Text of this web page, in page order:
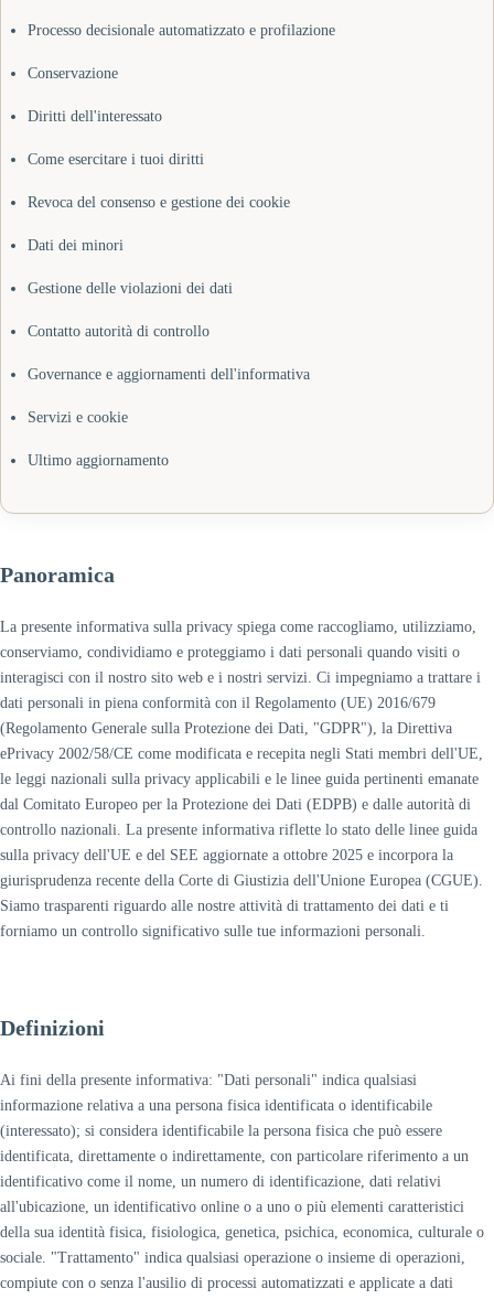
Processo decisionale automatizzato e profilazione
Conservazione
Diritti dell'interessato
Come esercitare i tuoi diritti
Revoca del consenso e gestione dei cookie
Dati dei minori
Gestione delle violazioni dei dati
Contatto autorità di controllo
Governance e aggiornamenti dell'informativa
Servizi e cookie
Ultimo aggiornamento
Panoramica
La presente informativa sulla privacy spiega come raccogliamo, utilizziamo,
conserviamo, condividiamo e proteggiamo i dati personali quando visiti o
interagisci con il nostro sito web e i nostri servizi. Ci impegniamo a trattare i
dati personali in piena conformità con il Regolamento (UE) 2016/679
(Regolamento Generale sulla Protezione dei Dati, "GDPR"), la Direttiva
ePrivacy 2002/58/CE come modificata e recepita negli Stati membri dell'UE,
le leggi nazionali sulla privacy applicabili e le linee guida pertinenti emanate
dal Comitato Europeo per la Protezione dei Dati (EDPB) e dalle autorità di
controllo nazionali. La presente informativa riflette lo stato delle linee guida
sulla privacy dell'UE e del SEE aggiornate a ottobre 2025 e incorpora la
giurisprudenza recente della Corte di Giustizia dell'Unione Europea (CGUE).
Siamo trasparenti riguardo alle nostre attività di trattamento dei dati e ti
forniamo un controllo significativo sulle tue informazioni personali.
Definizioni
Ai fini della presente informativa: "Dati personali" indica qualsiasi
informazione relativa a una persona fisica identificata o identificabile
(interessato); si considera identificabile la persona fisica che può essere
identificata, direttamente o indirettamente, con particolare riferimento a un
identificativo come il nome, un numero di identificazione, dati relativi
all'ubicazione, un identificativo online o a uno o più elementi caratteristici
della sua identità fisica, fisiologica, genetica, psichica, economica, culturale o
sociale. "Trattamento" indica qualsiasi operazione o insieme di operazioni,
compiute con o senza l'ausilio di processi automatizzati e applicate a dati